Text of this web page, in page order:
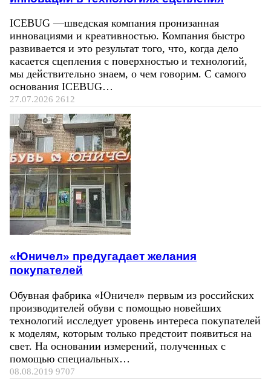
ICEBUG —шведская компания пронизанная
инновациями и креативностью. Компания быстро
развивается и это результат того, что, когда дело
касается сцепления с поверхностью и технологий,
мы действительно знаем, о чем говорим. С самого
основания ICEBUG…
27.07.2026 2612
«Юничел» предугадает желания
покупателей
Обувная фабрика «Юничел» первым из российских
производителей обуви с помощью новейших
технологий исследует уровень интереса покупателей
к моделям, которым только предстоит появиться на
свет. На основании измерений, полученных с
помощью специальных…
08.08.2019 9707